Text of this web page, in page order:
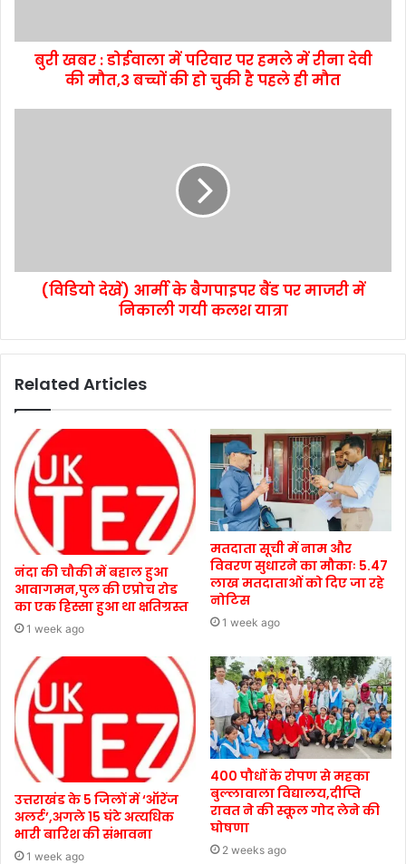
बुरी खबर : डोईवाला में परिवार पर हमले में रीना देवी
की मौत,3 बच्चों की हो चुकी है पहले ही मौत
(विडियो देखें) आर्मी के बैगपाइपर बैंड पर माजरी में
निकाली गयी कलश यात्रा
Related Articles
नंदा की चौकी में बहाल हुआ
आवागमन,पुल की एप्रोच रोड
का एक हिस्सा हुआ था क्षतिग्रस्त
1 week ago
मतदाता सूची में नाम और
विवरण सुधारने का मौकाः 5.47
लाख मतदाताओं को दिए जा रहे
नोटिस
1 week ago
उत्तराखंड के 5 जिलों में ‘ऑरेंज
अलर्ट’,अगले 15 घंटे अत्यधिक
भारी बारिश की संभावना
1 week ago
400 पौधों के रोपण से महका
बुल्लावाला विद्यालय,दीप्ति
रावत ने की स्कूल गोद लेने की
घोषणा
2 weeks ago